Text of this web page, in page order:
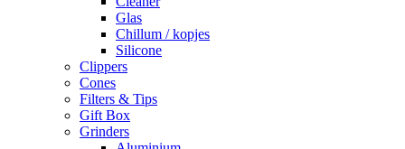
Glas
Chillum / kopjes
Silicone
Clippers
Cones
Filters & Tips
Gift Box
Grinders